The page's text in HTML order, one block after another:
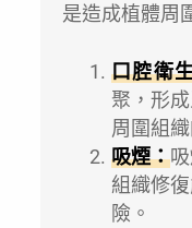
是造成植體周
口腔衛
聚，形
周圍組
吸煙：
組織修
險。